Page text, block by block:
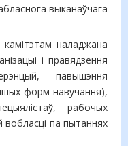
выканаўчага
наладжана
і правядзення
павышэння
форм навучання),
рабочых
вобласці па пытаннях